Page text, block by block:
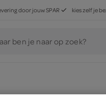
door jouw SPAR kies zelf je
ben je naar op zoek?